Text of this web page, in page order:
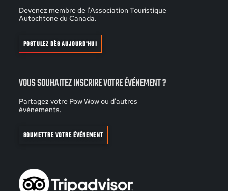
Devenez membre de l'Association Touristique
Autochtone du Canada.
POSTULEZ DÈS AUJOURD'HUI
VOUS SOUHAITEZ INSCRIRE VOTRE ÉVÉNEMENT ?
Partagez votre Pow Wow ou d'autres
événements.
SOUMETTRE VOTRE ÉVÉNEMENT